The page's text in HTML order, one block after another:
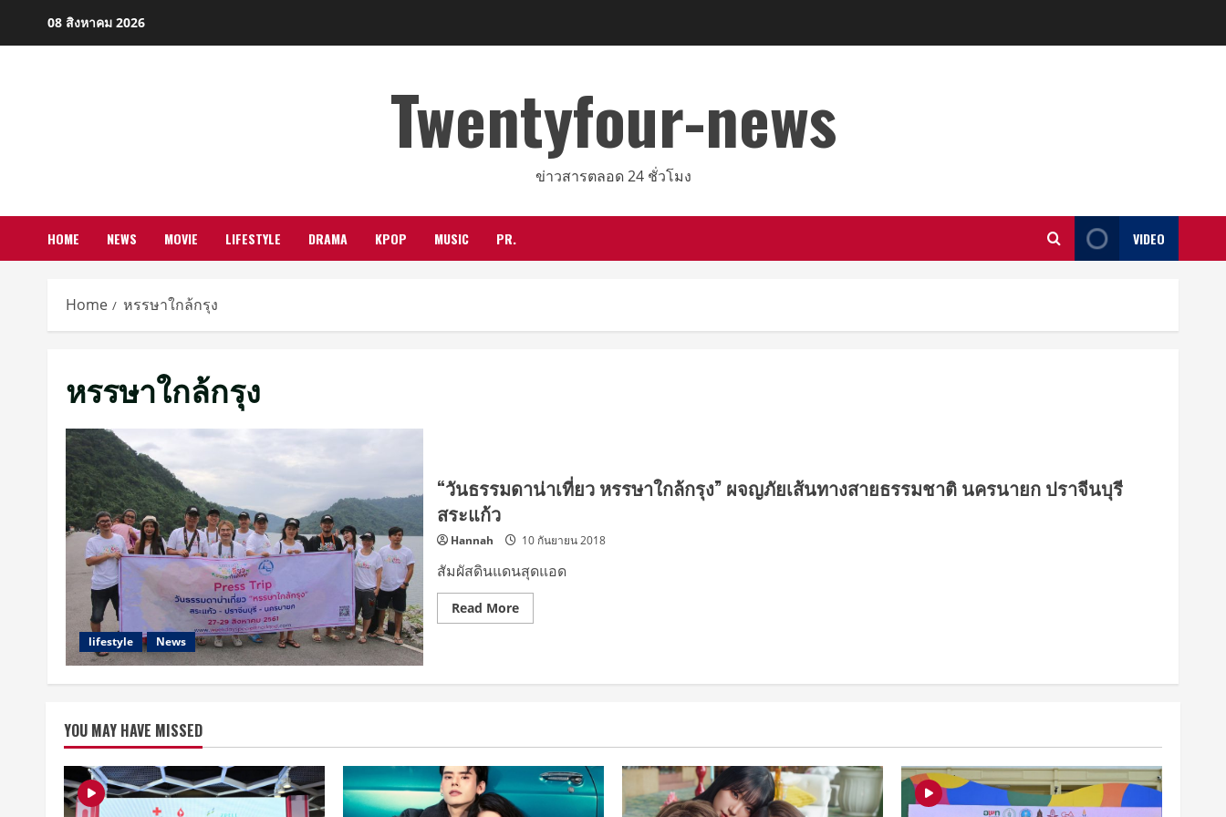
08 สิงหาคม 2026
Twentyfour-news
ข่าวสารตลอด 24 ชั่วโมง
HOME NEWS MOVIE LIFESTYLE DRAMA KPOP MUSIC PR. VIDEO
Home หรรษาใกล้กรุง
หรรษาใกล้กรุง
lifestyle News
“วันธรรมดาน่าเที่ยว หรรษาใกล้กรุง” ผจญภัยเส้นทางสายธรรมชาติ นครนายก ปราจีนบุรี
สระแก้ว
Hannah 10 กันยายน 2018
สัมผัสดินแดนสุดแอด
Read MoreRead
more
เที่ยว
ภัย
ทาง
สาย
ธรรมชาติ
นครนายก
YOU MAY HAVE MISSED